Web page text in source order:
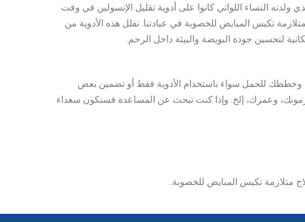
النساء اللواتي كانوا على أدوية تقليل الإنسولين في وقت
تكيس المبايض للخصوبة في عيادتنا. تقلل هذه الأدوية من
للحمل سواء باستخدام الأدوية فقط أو تضمين بعض
وعمرك، إلخ. وإذا كنت تبحث عن المساعدة فسنكون سعداء
متلازمة تكيس المبايض للخصوبة..